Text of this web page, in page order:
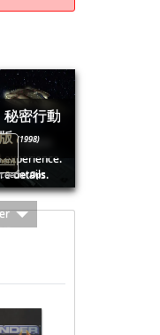
latest
experience.
details.
密行動
(1998)
Secret Ops